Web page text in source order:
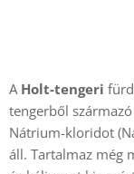
AHolt-tengeri
tengerből származó
Nátrium-kloridot
áll. Tartalmaz még